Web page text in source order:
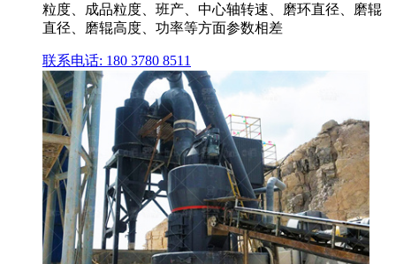
粒度、成品粒度、班产、中心轴转速、磨环直径、磨辊
直径、磨辊高度、功率等方面参数相差
联系电话: 180 3780 8511